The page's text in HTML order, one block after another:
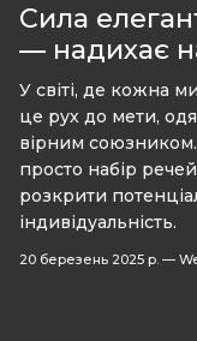
Сила
— надихає
У світі, де кожна
це рух до мети,
вірним
просто набір
розкрити
індивідуальність.
20 березень 2025 р. —